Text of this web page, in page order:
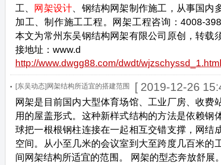
工、 网架设计、钢结构网架制作施工，从事国内
加工、制作施工工程。网架工程咨询：4008-
本文为常州东吴钢结构网架有限公司原创，转载
接地址：www.d
http://www.dwgg88.com/dwdt/wjzschyssd_1.html
[东吴动态]网架结构所适宜的搭建范围 [ 2019-12-26
网架是目前国内大型体育场馆、工业厂房、收费
用的屋盖形式。这种新样式结构的方法是依赖钢
球把一根根钢柱连接在一起相互交错支撑，网结
空间。从小至几米的会议室到大至跨度几百米的
间网架结构所适宜的范围。 网架的型态奔放舒展